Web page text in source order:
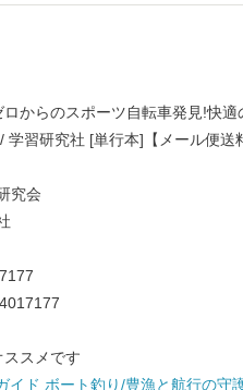
からのスポーツ自転車発見!快
学習研究社 [単行本]【メール便送
究会
スメです
イド ボート釣り/豊漁と航行の守